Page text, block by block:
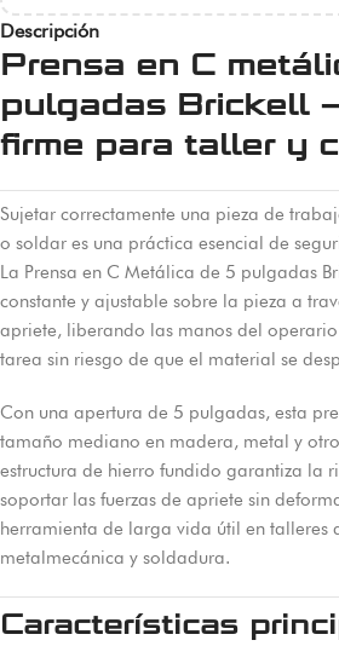
Descripción
Prensa en C
pulgadas Brickell
firme para taller y
Sujetar correctamente una pieza de
o soldar es una práctica esencial de
La Prensa en C Metálica de 5 pulgadas
constante y ajustable sobre la pieza a
apriete, liberando las manos del
tarea sin riesgo de que el material se
Con una apertura de 5 pulgadas, esta
tamaño mediano en madera, metal y
estructura de hierro fundido garantiza la
soportar las fuerzas de apriete sin
herramienta de larga vida útil en talleres
metalmecánica y soldadura.
Características